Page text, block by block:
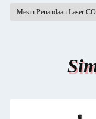
Mesin Penandaan Laser